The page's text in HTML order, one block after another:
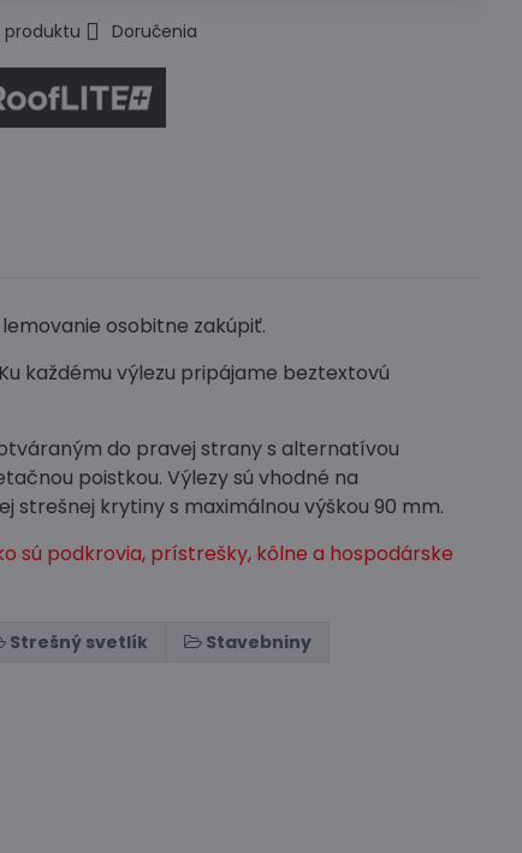
produktu Doručenia
osobitne zakúpiť.
každému výlezu pripájame beztextovú
do pravej strany s alternatívou
poistkou. Výlezy sú vhodné na
strešnej krytiny s maximálnou výškou 90 mm.
sú podkrovia, prístrešky, kôlne a hospodárske
Strešný svetlík Stavebniny